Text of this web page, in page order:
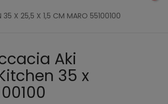
35 X 25,5 X 1,5 CM MARO 55100100
Aki
35 x